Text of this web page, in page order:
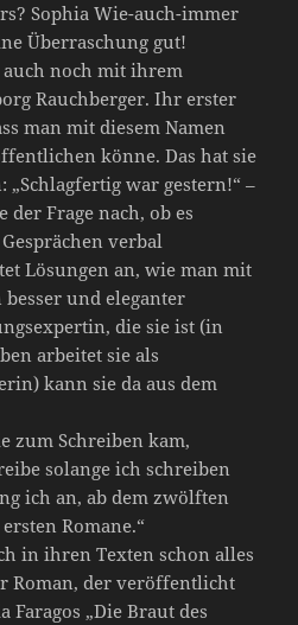
Sophia Wie-auch-immer
Überraschung gut!
auch noch mit ihrem
Rauchberger. Ihr erster
man mit diesem Namen
könne. Das hat sie
„Schlagfertig war gestern!“ –
der Frage nach, ob es
verbal
Lösungen an, wie man mit
und eleganter
die sie ist (in
arbeitet sie als
kann sie da aus dem
zum Schreiben kam,
solange ich schreiben
ich an, ab dem zwölften
Romane.“
in ihren Texten schon alles
Roman, der veröffentlicht
Faragos „Die Braut des